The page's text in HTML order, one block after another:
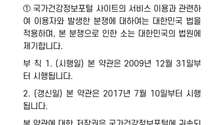
① 국가건강정보포털 사이트의 서비스 이용과 관련하
여 이용자와 발생한 분쟁에 대하여는 대한민국 법을
적용하며, 본 분쟁으로 인한 소는 대한민국의 법원에
제기합니다.
부 칙 1. (시행일) 본 약관은 2009년 12월 31일부
터 시행됩니다.
2. (갱신일) 본 약관은 2017년 7월 10일부터 시행
됩니다.